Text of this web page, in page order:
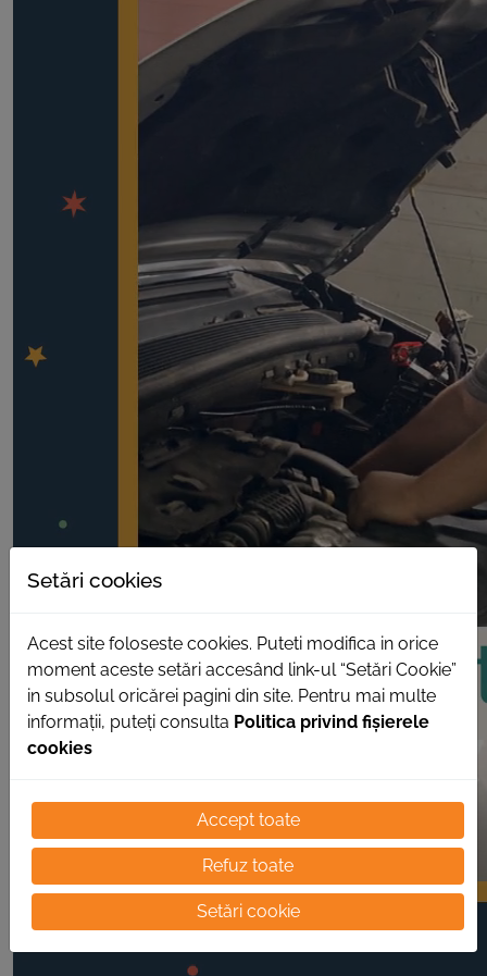
Setări cookies
Acest site foloseste cookies. Puteti modifica in orice
moment aceste setări accesând link-ul “Setări Cookie”
in subsolul oricărei pagini din site. Pentru mai multe
informații, puteți consulta Politica privind fișierele
cookies
Accept toate
Refuz toate
Setări cookie